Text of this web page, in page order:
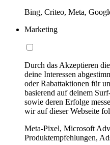
Bing, Criteo, Meta,
Marketing
Durch das Akzeptieren
deine Interessen
oder Rabattaktionen für
basierend auf deinem
sowie deren Erfolge
wir auf dieser Webseite
Meta-Pixel, Microsoft
Produktempfehlungen,